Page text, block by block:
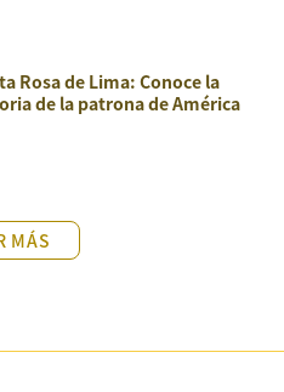
Rosa de Lima: Conoce la
de la patrona de América
MÁS